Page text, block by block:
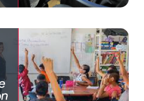
de prevención
(Dirigidos a padres de